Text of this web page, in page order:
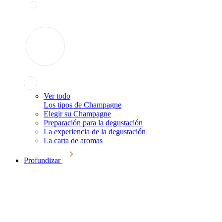
Ver todo
Los tipos de Champagne
Elegir su Champagne
Preparación para la degustación
La experiencia de la degustación
La carta de aromas
Profundizar